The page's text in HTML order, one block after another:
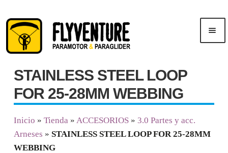
Saltar
navegación
Ir
contenido
Men
ú
Inicio
Publicidad
Cursos
STAINLESS STEEL LOOP
FOR 25-28MM WEBBING
Inicio » Tienda » ACCESORIOS » 3.0 Partes y acc.
Arneses » STAINLESS STEEL LOOP FOR 25-28MM
WEBBING